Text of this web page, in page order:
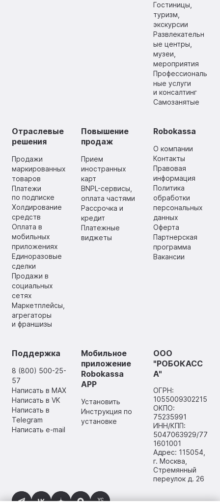
Гостиницы,
туризм,
экскурсии
Развлекательн
ые центры,
музеи,
мероприятия
Профессиональ
ные услуги
и консалтинг
Самозанятые
Отраслевые
решения
Продажи
маркированных
товаров
Платежи
по подписке
Холдирование
средств
Оплата в
мобильных
приложениях
Единоразовые
сделки
Продажи в
социальных
сетях
Маркетплейсы,
агрегаторы
и франшизы
Повышение
продаж
Прием
иностранных
карт
BNPL-сервисы,
оплата частями
Рассрочка и
кредит
Платежные
виджеты
Robokassa
О компании
Контакты
Правовая
информация
Политика
обработки
персональных
данных
Оферта
Партнерская
программа
Вакансии
Поддержка
8 (800) 500-25-
57
Написать в MAX
Написать в VK
Написать в
Telegram
Написать e-mail
Мобильное
приложение
Robokassa
APP
Установить
Инструкция по
установке
ООО
"РОБОКАСС
А"
ОГРН:
1055009302215
ОКПО:
75235991
ИНН/КПП:
5047063929/77
1601001
Адрес: 115054,
г. Москва,
Стремянный
переулок д. 26